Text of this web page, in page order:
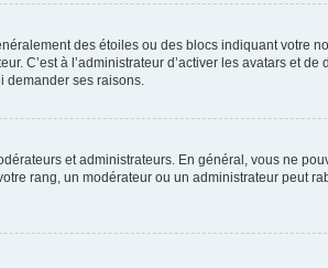
des étoiles ou des blocs indiquant votre
C’est à l’administrateur d’activer les avatars et
demander ses raisons.
et administrateurs. En général, vous ne
rang, un modérateur ou un administrateur peut